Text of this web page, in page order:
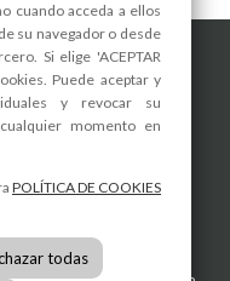
Redes
-Aviso Legal-Política de
cuando acceda a ellos
su navegador o desde
Si elige 'ACEPTAR
Puede aceptar y
y revocar su
momento en
POLÍTICA DE COOKIES
todas